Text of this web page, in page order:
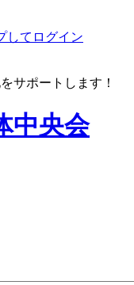
してログイン
サポートします！
中央会